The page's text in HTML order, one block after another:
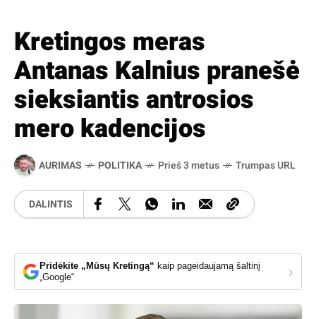
Kretingos meras
Antanas Kalnius pranešė
sieksiantis antrosios
mero kadencijos
AURIMAS POLITIKA Prieš 3 metus Trumpas URL
DALINTIS
Pridėkite „Mūsų Kretingą“ kaip pageidaujamą šaltinį
„Google“
›